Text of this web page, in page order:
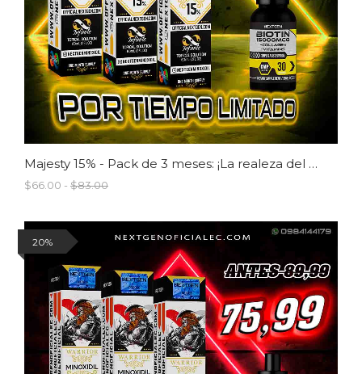
Majesty 15% - Pack de 3 meses: ¡La realeza del crecimiento capilar!
$66.00 - $83.00
20%